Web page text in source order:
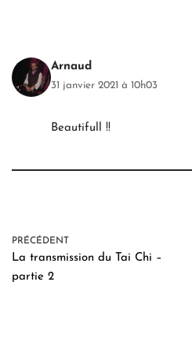
Arnaud
31 janvier 2021 à 10h03
Beautifull !!
PRÉCÉDENT
La transmission du Tai Chi –
partie 2